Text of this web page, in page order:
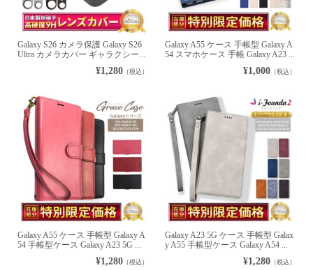
Galaxy S26 カメラ保護 Galaxy S26
Ultra カメラカバー ギャラクシー...
¥1,280（税込）
Galaxy A55 ケース 手帳型 Galaxy A
54 スマホケース 手帳 Galaxy A23 ...
¥1,000 （税込）
Galaxy A55 ケース 手帳型 Galaxy A
54 手帳型ケース Galaxy A23 5G ...
¥1,280（税込）
Galaxy A23 5G ケース 手帳型 Galax
y A55 手帳型ケース Galaxy A54 ...
¥1,280 （税込）